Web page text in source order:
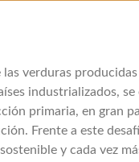
verduras producidas
industrializados, se
primaria, en gran
Frente a este
y cada vez